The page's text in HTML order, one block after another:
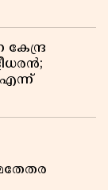
എന്ന്